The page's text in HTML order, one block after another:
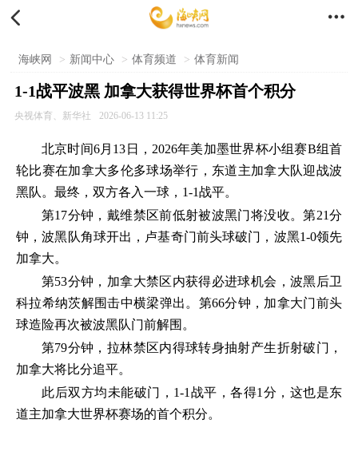
 
海峡网 > 新闻中心 > 体育频道 > 体育新闻
1-1战平波黑 加拿大获得世界杯首个积分
央视体育、新华社 2026-06-13 11:25
北京时间6月13日，2026年美加墨世界杯小组赛B组首
轮比赛在加拿大多伦多球场举行，东道主加拿大队迎战波
黑队。最终，双方各入一球，1-1战平。
第17分钟，戴维禁区前低射被波黑门将没收。第21分
钟，波黑队角球开出，卢基奇门前头球破门，波黑1-0领先
加拿大。
第53分钟，加拿大禁区内获得必进球机会，波黑后卫
科拉希纳茨解围击中横梁弹出。第66分钟，加拿大门前头
球造险再次被波黑队门前解围。
第79分钟，拉林禁区内得球转身抽射产生折射破门，
加拿大将比分追平。
此后双方均未能破门，1-1战平，各得1分，这也是东
道主加拿大世界杯赛场的首个积分。